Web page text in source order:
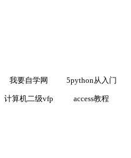
我要自学网 5python从入门
计算机二级vfp access教程